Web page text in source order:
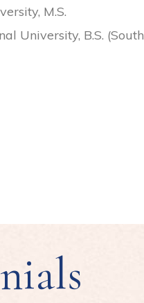
M.S.
University, B.S. (South